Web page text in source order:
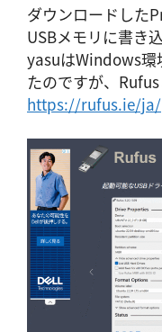
ダウンロードした
USBメモリに書き込
yasuはWindows環
たのですが、
https://rufus.ie/ja/